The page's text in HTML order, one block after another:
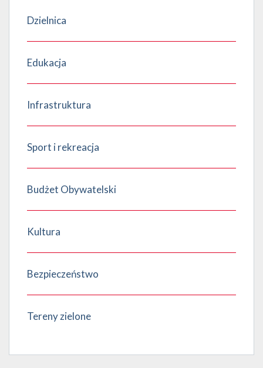
Dzielnica
Edukacja
Infrastruktura
Sport i rekreacja
Budżet Obywatelski
Kultura
Bezpieczeństwo
Tereny zielone